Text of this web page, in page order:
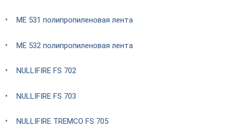
ME 531 полипропиленовая лента
ME 532 полипропиленовая лента
NULLIFIRE FS 702
NULLIFIRE FS 703
NULLIFIRE TREMCO FS 705